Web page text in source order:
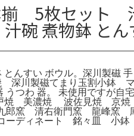
5枚セット
碗 煮物鉢 と
んすい ボウル。深川製磁
深川製磁てまり玉割小鉢
うつわ 器。 未使用ですが
戸焼 美濃焼 波佐見焼
郎窯 清右衛門窯 龍峰
ーディネート 銘々皿 小